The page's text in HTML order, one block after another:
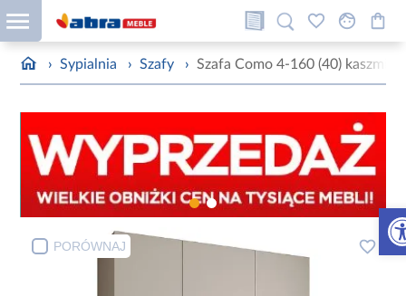
› Sypialnia › Szafy › Szafa Como 4-160 (40) kaszmir/
PORÓWNAJ